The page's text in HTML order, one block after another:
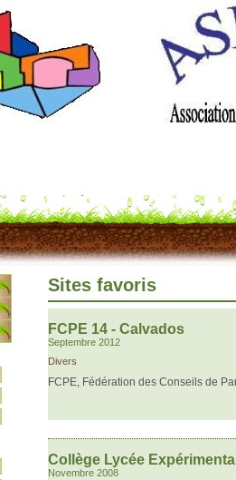
Sites favoris
FCPE 14 - Calvados
Septembre 2012
Divers
FCPE, Fédération des Conseils de
Collège Lycée
Novembre 2008